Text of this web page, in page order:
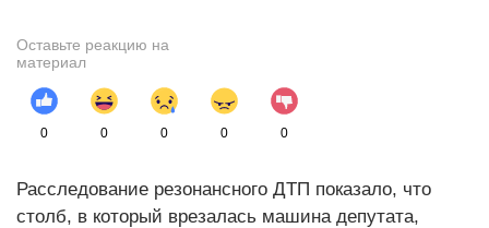
Оставьте реакцию на
материал
0 0 0 0 0
Расследование резонансного ДТП показало, что
столб, в который врезалась машина депутата,